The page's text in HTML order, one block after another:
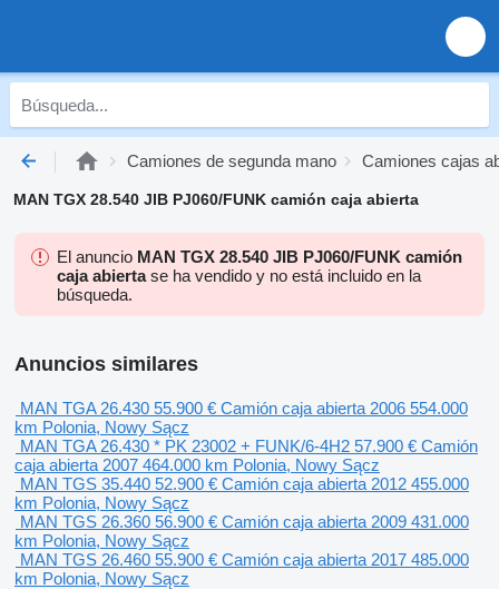
Camiones de segunda mano Camiones cajas
MAN TGX 28.540 JIB PJ060/FUNK camión caja abierta
El anuncio MAN TGX 28.540 JIB PJ060/FUNK camión
caja abiertase ha vendido y no está incluido en la
búsqueda.
Anuncios similares
MAN TGA 26.430 55.900 € Camión caja abierta 2006 554.000
km Polonia, Nowy Sącz
MAN TGA 26.430 * PK 23002 + FUNK/6-4H2 57.900 € Camión
caja abierta 2007 464.000 km Polonia, Nowy Sącz
MAN TGS 35.440 52.900 € Camión caja abierta 2012 455.000
km Polonia, Nowy Sącz
MAN TGS 26.360 56.900 € Camión caja abierta 2009 431.000
km Polonia, Nowy Sącz
MAN TGS 26.460 55.900 € Camión caja abierta 2017 485.000
km Polonia, Nowy Sącz